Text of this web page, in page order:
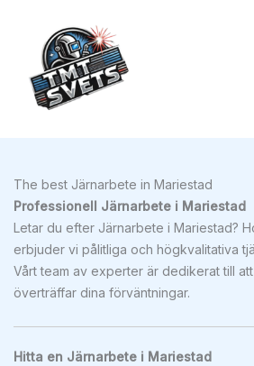
innehåll
The best Järnarbete in Mariestad
Professionell Järnarbete i Mariestad
Letar du efter Järnarbete i Mariestad?
erbjuder vi pålitliga och högkvalitativa
Vårt team av experter är dedikerat till
överträffar dina förväntningar.
Hitta en Järnarbete i Mariestad